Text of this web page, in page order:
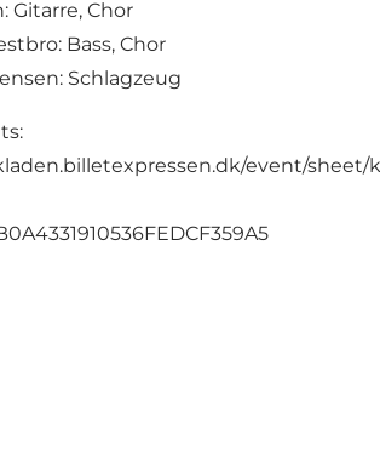
Gitarre, Chor
Bass, Chor
Schlagzeug
event/sheet/